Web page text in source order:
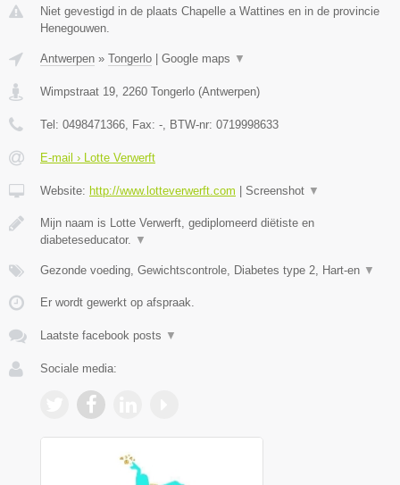
Niet gevestigd in de plaats Chapelle a Wattines en in de provincie
Henegouwen.
Antwerpen » Tongerlo | Google maps ▼
Wimpstraat 19 2260 Tongerlo (Antwerpen)
Tel: 0498471366 , Fax: - , BTW-nr: 0719998633
E-mail › Lotte Verwerft
Website: http://www.lotteverwerft.com | Screenshot ▼
Mijn naam is Lotte Verwerft, gediplomeerd diëtiste en
diabeteseducator.
▼
Gezonde voeding, Gewichtscontrole, Diabetes type 2, Hart-en ▼
Er wordt gewerkt op afspraak.
Laatste facebook posts ▼
Sociale media: